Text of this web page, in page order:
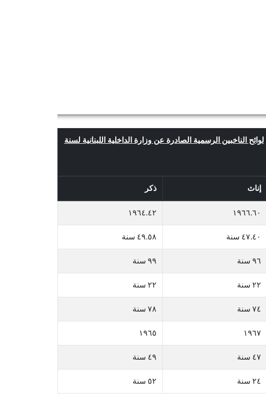
لوائح الناخبين الرسمية الصادرة عن وزارة الداخلية اللبنانية لسنة
إناث ذكر
١٩٦٦.٦٠ ١٩٦٤.٤٢
٤٧.٤٠ سنة ٤٩.٥٨ سنة
٩٦ سنة ٩٩ سنة
٢٢ سنة ٢٢ سنة
٧٤ سنة ٧٨ سنة
١٩٦٧ ١٩٦٥
٤٧ سنة ٤٩ سنة
٢٤ سنة ٥٢ سنة